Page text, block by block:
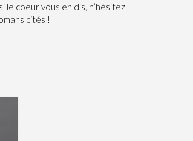
le coeur vous en dis, n’hésitez
cités !